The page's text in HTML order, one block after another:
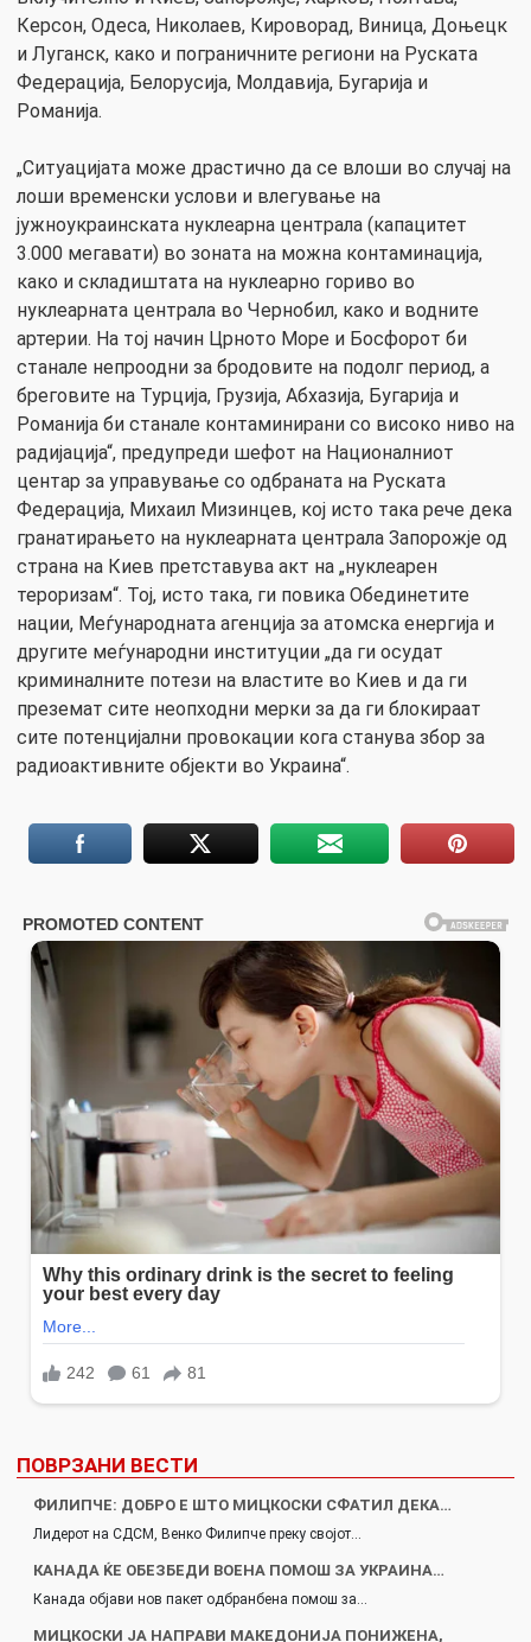
Керсон, Одеса, Николаев, Кироворад, Виница, Доњецк
и Луганск, како и пограничните региони на Руската
Федерација, Белорусија, Молдавија, Бугарија и
Романија.
„Ситуацијата може драстично да се влоши во случај на
лоши временски услови и влегување на
јужноукраинската нуклеарна централа (капацитет
3.000 мегавати) во зоната на можна контаминација,
како и складиштата на нуклеарно гориво во
нуклеарната централа во Чернобил, како и водните
артерии. На тој начин Црното Море и Босфорот би
станале непроодни за бродовите на подолг период, а
бреговите на Турција, Грузија, Абхазија, Бугарија и
Романија би станале контаминирани со високо ниво на
радијација“, предупреди шефот на Националниот
центар за управување со одбраната на Руската
Федерација, Михаил Мизинцев, кој исто така рече дека
гранатирањето на нуклеарната централа Запорожје од
страна на Киев претставува акт на „нуклеарен
тероризам“. Тој, исто така, ги повика Обединетите
нации, Меѓународната агенција за атомска енергија и
другите меѓународни институции „да ги осудат
криминалните потези на властите во Киев и да ги
преземат сите неопходни мерки за да ги блокираат
сите потенцијални провокации кога станува збор за
радиоактивните објекти во Украина“.
ПОВРЗАНИ ВЕСТИ
ФИЛИПЧЕ: ДОБРО Е ШТО МИЦКОСКИ СФАТИЛ ДЕКА…
Лидерот на СДСМ, Венко Филипче преку својот…
КАНАДА ЌЕ ОБЕЗБЕДИ ВОЕНА ПОМОШ ЗА УКРАИНА…
Канада објави нов пакет одбранбена помош за…
МИЦКОСКИ ЈА НАПРАВИ МАКЕДОНИЈА ПОНИЖЕНА,